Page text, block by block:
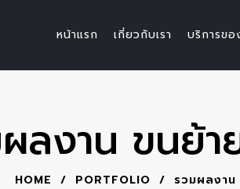
หน้าแรก เกี่ยวกับเรา บริการขอ
ลงาน ขนย้
HOME / PORTFOLIO / รวมผลงา